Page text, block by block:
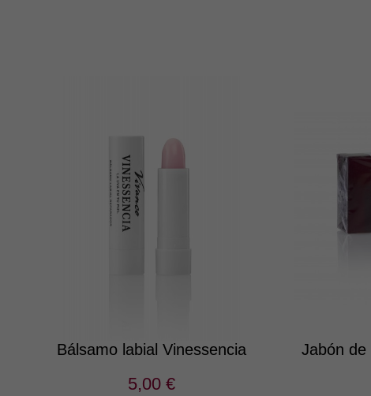
Bálsamo labial Vinessencia
5,00 €
Jabón de